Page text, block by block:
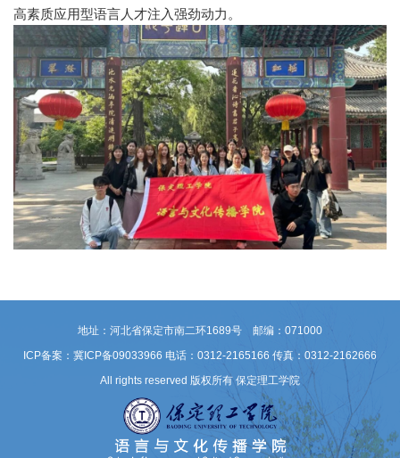
高素质应用型语言人才注入强劲动力。
地址：河北省保定市南二环1689号 邮编：071000
ICP备案：冀ICP备09033966 电话：0312-2165166 传真：0312-2162666
All rights reserved 版权所有 保定理工学院